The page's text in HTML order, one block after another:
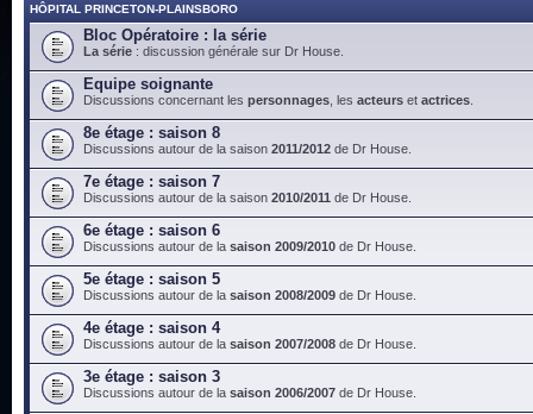
HÔPITAL PRINCETON-PLAINSBORO
Bloc Opératoire : la série
La série : discussion générale sur Dr House.
Equipe soignante
Discussions concernant les personnages , les acteurs et actrices
8e étage : saison 8
Discussions autour de la saison 2011/2012 de Dr House.
7e étage : saison 7
Discussions autour de la saison 2010/2011 de Dr House.
6e étage : saison 6
Discussions autour de la saison 2009/2010 de Dr House.
5e étage : saison 5
Discussions autour de la saison 2008/2009 de Dr House.
4e étage : saison 4
Discussions autour de la saison 2007/2008 de Dr House.
3e étage : saison 3
Discussions autour de la saison 2006/2007 de Dr House.